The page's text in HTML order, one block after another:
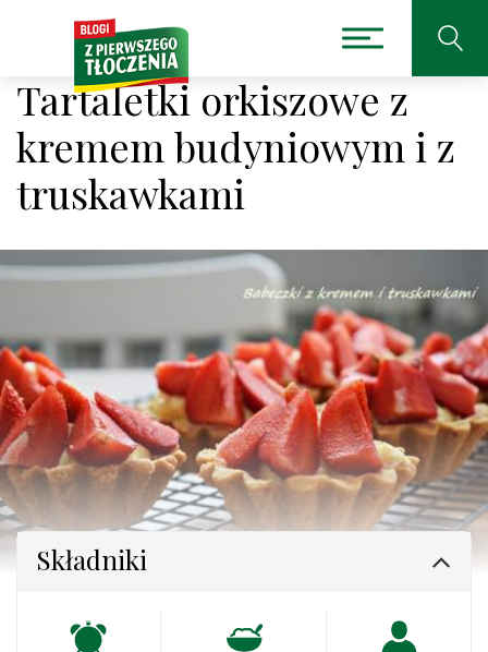
Tartaletki orkiszowe z
kremem budyniowym i z
truskawkami
Składniki